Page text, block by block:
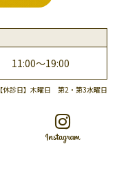
11:00～19:00
【休診日】木曜日 第2・第3水曜日